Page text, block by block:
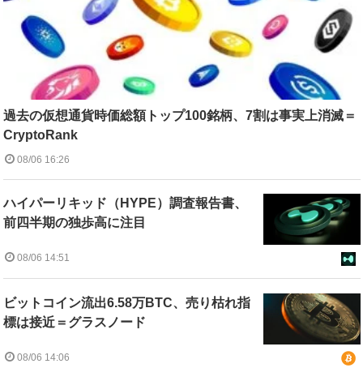
過去の仮想通貨時価総額トップ100銘柄、7割は事実上消滅＝
CryptoRank
08/06 16:26
ハイパーリキッド（HYPE）調査報告書、
前四半期の独歩高に注目
08/06 14:51
ビットコイン流出6.58万BTC、売り枯れ指
標は接近＝グラスノード
08/06 14:06